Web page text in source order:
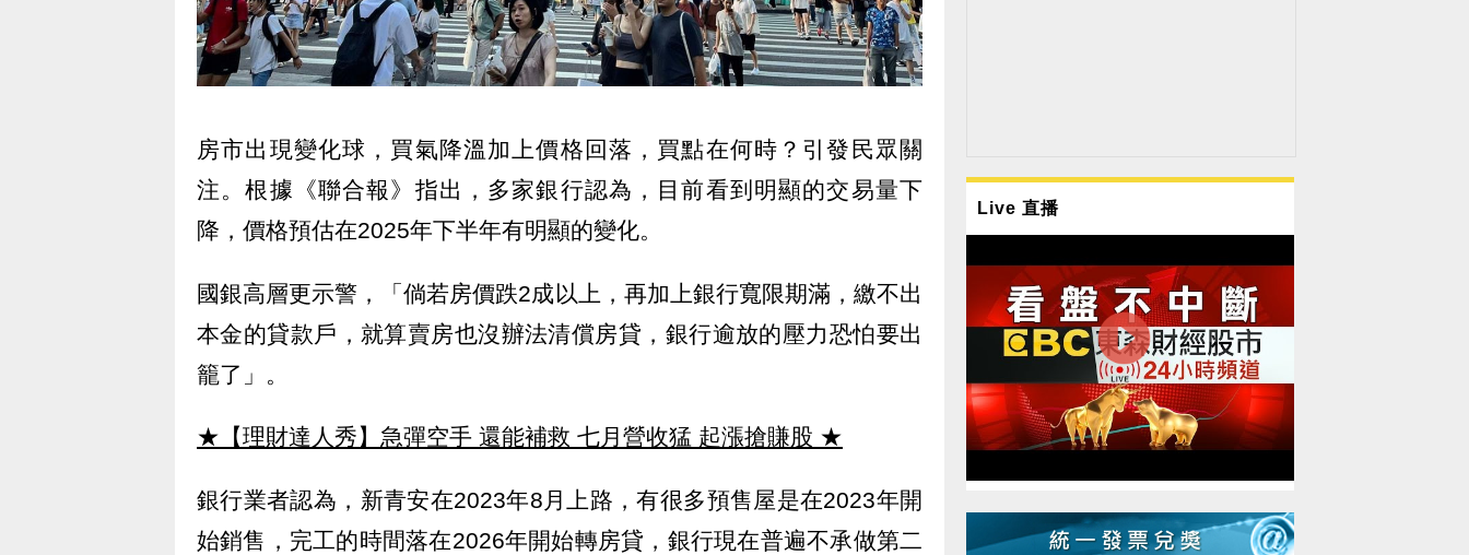
房市出現變化球，買氣降溫加上價格回落，買點在何時？引發民眾關
注。根據《聯合報》指出，多家銀行認為，目前看到明顯的交易量下
降，價格預估在2025年下半年有明顯的變化。
國銀高層更示警，「倘若房價跌2成以上，再加上銀行寬限期滿，繳不出
本金的貸款戶，就算賣房也沒辦法清償房貸，銀行逾放的壓力恐怕要出
籠了」。
★【理財達人秀】急彈空手 還能補救 七月營收猛 起漲搶賺股 ★
銀行業者認為，新青安在2023年8月上路，有很多預售屋是在2023年開
始銷售，完工的時間落在2026年開始轉房貸，銀行現在普遍不承做第二
Live 直播